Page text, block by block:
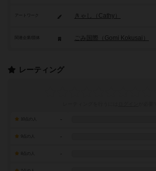
アートワーク きゃし（Cathy）
ごみ国際（Gomi Kokusai）
レーティング
-
-
-